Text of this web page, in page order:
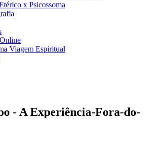
x Psicossoma
Viagem Espiritual
- A Experiência-Fora-do-